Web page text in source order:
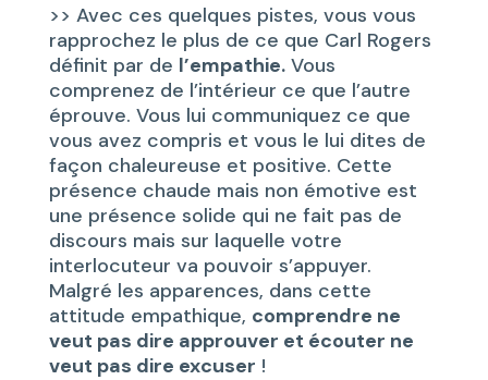
>> Avec ces quelques pistes, vous vous
rapprochez le plus de ce que Carl Rogers
définit par de l’empathie.Vous
comprenez de l’intérieur ce que l’autre
éprouve. Vous lui communiquez ce que
vous avez compris et vous le lui dites de
façon chaleureuse et positive. Cette
présence chaude mais non émotive est
une présence solide qui ne fait pas de
discours mais sur laquelle votre
interlocuteur va pouvoir s’appuyer.
Malgré les apparences, dans cette
attitude empathique, comprendre ne
veut pas dire approuver et écouter ne
veut pas dire excuser !